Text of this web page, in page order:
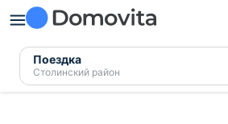
Поездка
Столинский район